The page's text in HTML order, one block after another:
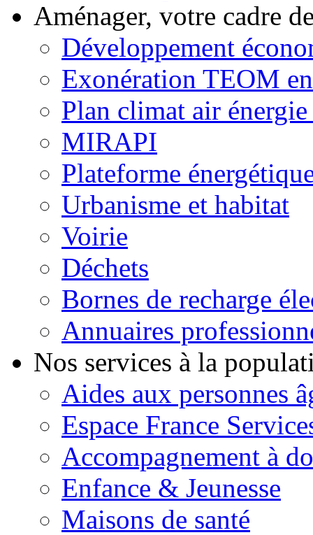
Aménager, votre cadre
Développement
Exonération TEOM
Plan climat air
MIRAPI
Plateforme
Urbanisme et habitat
Voirie
Déchets
Bornes de recharge
Annuaires
Nos services à la
Aides aux personnes
Espace France
Accompagnement à
Enfance & Jeunesse
Maisons de santé